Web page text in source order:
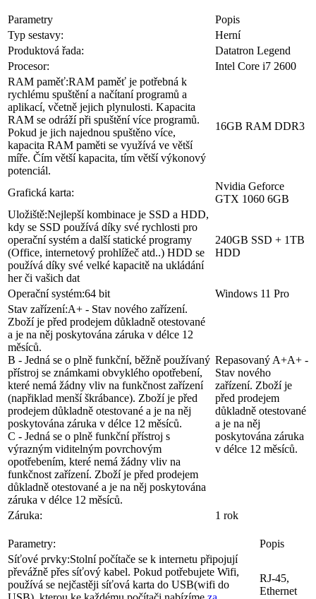
Parametry
Popis
Typ sestavy:
Herní
Produktová řada:
Datatron Legend
Procesor:
Intel Core i7 2600
RAM paměť:RAM paměť je potřebná k
rychlému spuštění a načítaní programů a
aplikací, včetně jejich plynulosti. Kapacita
RAM se odráží při spuštění více programů.
Pokud je jich najednou spuštěno více,
kapacita RAM paměti se využívá ve větší
míře. Čím větší kapacita, tím větší výkonový
potenciál.
16GB RAM DDR3
Grafická karta:
Nvidia Geforce
GTX 1060 6GB
Uložiště:Nejlepší kombinace je SSD a HDD,
kdy se SSD používá díky své rychlosti pro
operační systém a další statické programy
(Office, internetový prohlížeč atd..) HDD se
používá díky své velké kapacitě na ukládání
her či vašich dat
240GB SSD + 1TB
HDD
Operační systém:64 bit
Windows 11 Pro
Stav zařízení:A+ - Stav nového zařízení.
Zboží je před prodejem důkladně otestované
a je na něj poskytována záruka v délce 12
měsíců.
B - Jedná se o plně funkční, běžně používaný
přístroj se známkami obvyklého opotřebení,
které nemá žádny vliv na funkčnost zařízení
(napřiklad menší škrábance). Zboží je před
prodejem důkladně otestované a je na něj
poskytována záruka v délce 12 měsíců.
C - Jedná se o plně funkční přístroj s
výrazným viditelným povrchovým
opotřebením, které nemá žádny vliv na
funkčnost zařízení. Zboží je před prodejem
důkladně otestované a je na něj poskytována
záruka v délce 12 měsíců.
Repasovaný A+A+ -
Stav nového
zařízení. Zboží je
před prodejem
důkladně otestované
a je na něj
poskytována záruka
v délce 12 měsíců.
Záruka: 1 rok
Parametry:
Popis
Síťové prvky:Stolní počítače se k internetu připojují
převážně přes síťový kabel. Pokud potřebujete Wifi,
používá se nejčastěji síťová karta do USB(wifi do
RJ-45,
Ethernet